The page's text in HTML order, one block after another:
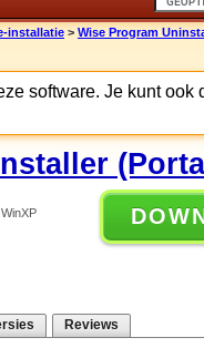
installatie > Wise Program
software. Je kunt ook
Reviews